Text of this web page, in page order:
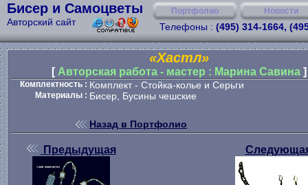
Бисер и Самоцветы
Авторский сайт
Портфолио Новости
Телефоны : (495) 314-1664,
«Хастл»
[Авторская работа - мастер : Марина Савина ]
Комплектность : Комплект - Стойка-колье и Серьги
Материалы : Бисер, Бусины чешские
Назад в Портфолио
Предыдущая